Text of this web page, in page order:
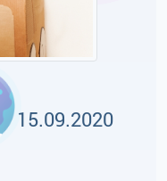
15.09.2020